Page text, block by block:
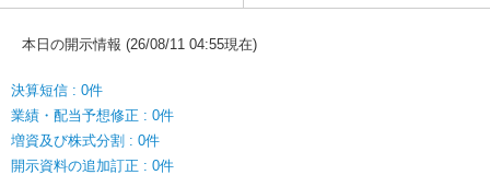
本日の開示情報 (26/08/11 04:55現在)
決算短信 : 0件
業績・配当予想修正 : 0件
増資及び株式分割 : 0件
開示資料の追加訂正 : 0件